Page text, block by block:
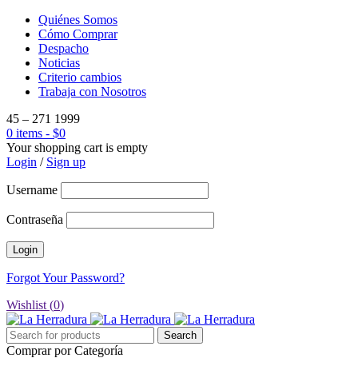
Quiénes Somos
Cómo Comprar
Despacho
Noticias
Criterio cambios
Trabaja con Nosotros
45 – 271 1999
0 items - $0
Your shopping cart is empty
Login / Sign up
Username
Contraseña
Forgot Your Password?
Wishlist (0)
Comprar por Categoría